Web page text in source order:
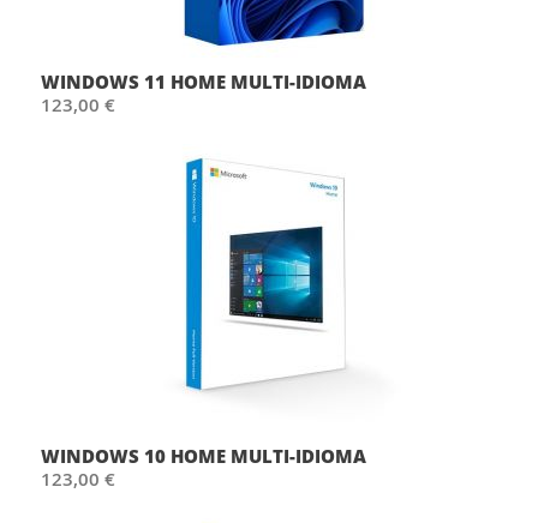
WINDOWS 11 HOME MULTI-IDIOMA
123,00 €
WINDOWS 10 HOME MULTI-IDIOMA
123,00 €